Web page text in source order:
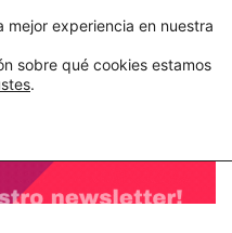
C&A México completa la implementación de su WMS en la nube
mejor experiencia en nuestra
sobre qué cookies estamos
.